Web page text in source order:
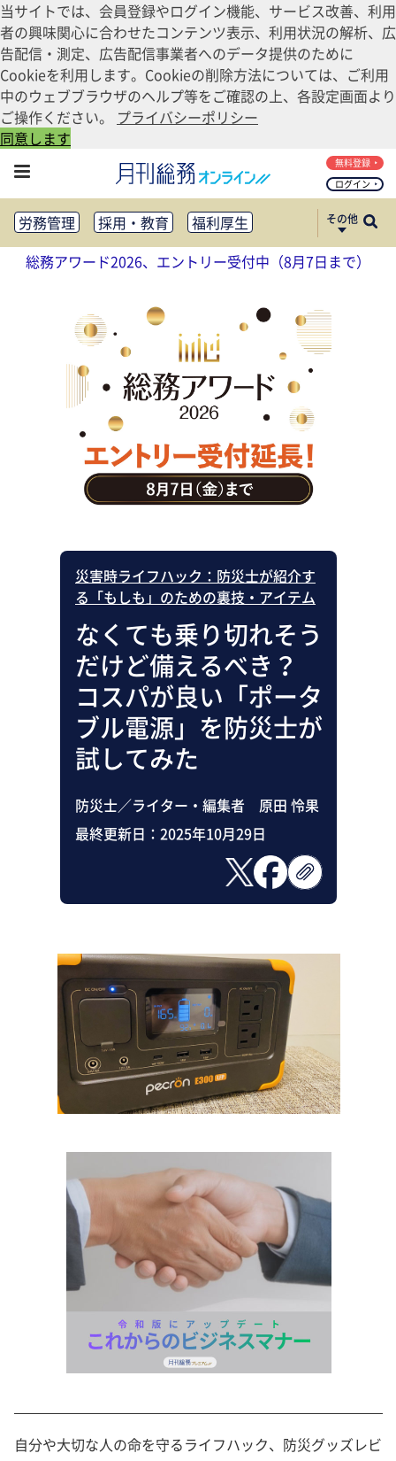
当サイトでは、会員登録やログイン機能、サービス改善、利用
者の興味関心に合わせたコンテンツ表示、利用状況の解析、広
告配信・測定、広告配信事業者へのデータ提供のために
Cookieを利用します。Cookieの削除方法については、ご利用
中のウェブブラウザのヘルプ等をご確認の上、各設定画面より
ご操作ください。 プライバシーポリシー
同意します
ログイン
無料登録
労務管理 採用・教育
福利厚生
健康経営
働き方改革
法務・コンプライアンス
リスクマネジメント・BCP
社外・社内広報
社外・社内コミュニケーション活性化
FM・オフィス移転
CSR・SDGs
テクノロジー活用・DX
助成金・補助金・コスト削減
アウトソーシング・BPO
調査・レポート
その他
総務アワード2026、エントリー受付中（8月7日まで）
災害時ライフハック：防災士が紹介す
る「もしも」のための裏技・アイテム
なくても乗り切れそう
だけど備えるべき？
コスパが良い「ポータ
ブル電源」を防災士が
試してみた
防災士／ライター・編集者 原田 怜果
最終更新日： 2025年10月29日
自分や大切な人の命を守るライフハック、防災グッズレビ